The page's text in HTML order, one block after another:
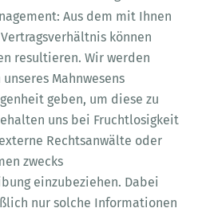
Aus dem mit Ihnen
können
resultieren. Wir werden
Mahnwesens
geben, um diese zu
uns bei Fruchtlosigkeit
Rechtsanwälte oder
zwecks
einzubeziehen. Dabei
nur solche Informationen